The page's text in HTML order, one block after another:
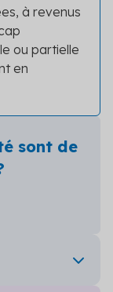
à revenus
ou partielle
en
sont de
pour un